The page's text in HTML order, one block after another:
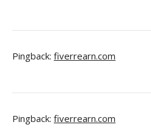
Pingback: fiverrearn.com
Pingback: fiverrearn.com